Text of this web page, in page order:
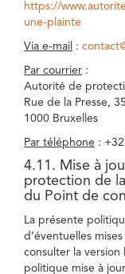
https://
une-plainte
Via e-mail :
Par courrier :
Autorité de
Rue de la Presse, 35
1000 Bruxelles
Par téléphone :
4.11. Mise à
protection de
du Point de
La présente
d’éventuelles
consulter la
politique mise à